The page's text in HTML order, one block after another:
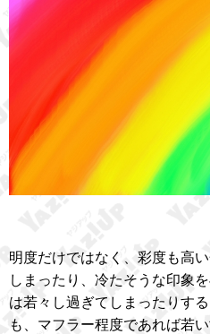
明度だけではなく、彩度も高
しまったり、冷たそうな印象
は若々し過ぎてしまったりす
も、マフラー程度であれば若